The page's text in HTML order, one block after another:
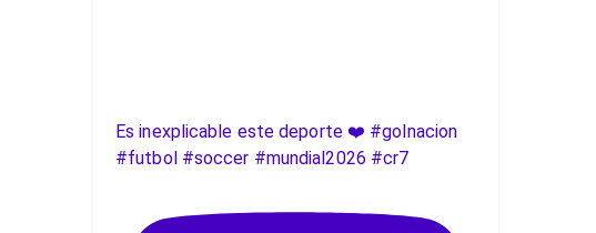
Es inexplicable este deporte ❤️ #golnacion
#futbol #soccer #mundial2026 #cr7